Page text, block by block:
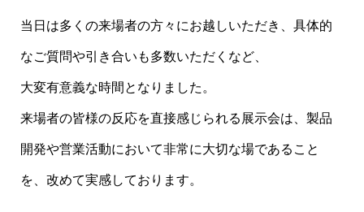
当日は多くの来場者の方々にお越しいただき、具体的
なご質問や引き合いも多数いただくなど、
大変有意義な時間となりました。
来場者の皆様の反応を直接感じられる展示会は、製品
開発や営業活動において非常に大切な場であること
を、改めて実感しております。